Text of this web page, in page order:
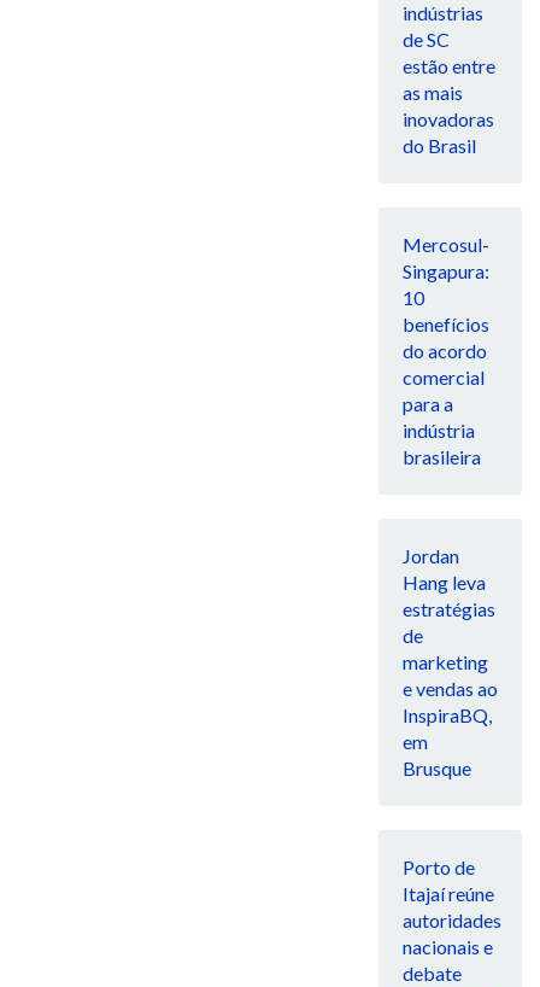
indústrias
de SC
estão entre
as mais
inovadoras
do Brasil
Mercosul-
Singapura:
10
benefícios
do acordo
comercial
para a
indústria
brasileira
Jordan
Hang leva
estratégias
de
marketing
e vendas ao
InspiraBQ,
em
Brusque
Porto de
Itajaí reúne
autoridades
nacionais e
debate